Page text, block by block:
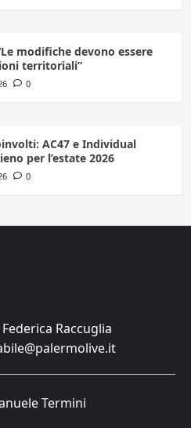
modifiche devono essere
territoriali”
0
AC47 e Individual
per l’estate 2026
0
Federica Raccuglia
Termini